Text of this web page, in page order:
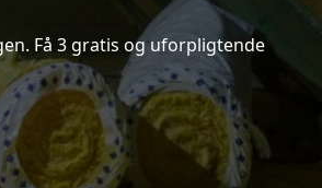
Få 3 gratis og uforpligtende